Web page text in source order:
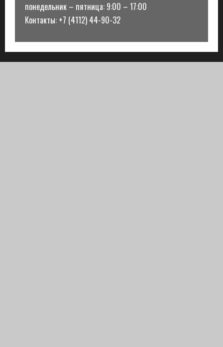
понедельник – пятница: 9:00 – 17:00
Контакты: +7 (4112) 44-90-32